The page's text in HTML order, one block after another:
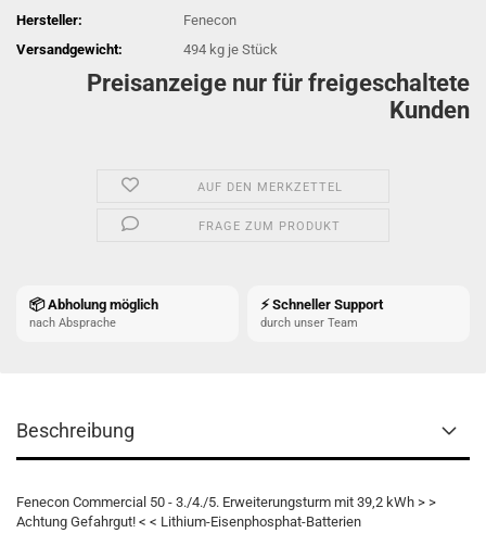
Hersteller:
Fenecon
Versandgewicht:
494 kg je Stück
Preisanzeige nur für freigeschaltete
Kunden
AUF DEN MERKZETTEL
FRAGE ZUM PRODUKT
📦 Abholung möglich
nach Absprache
⚡ Schneller Support
durch unser Team
Beschreibung
Fenecon Commercial 50 - 3./4./5. Erweiterungsturm mit 39,2 kWh > >
Achtung Gefahrgut! < < Lithium-Eisenphosphat-Batterien